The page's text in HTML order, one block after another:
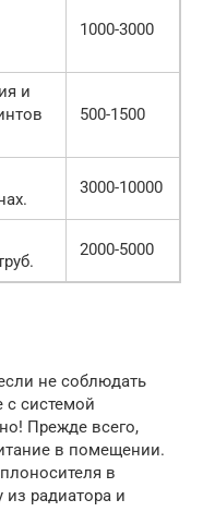
1000-3000
и
500-1500
3000-10000
2000-5000
не соблюдать
с системой
Прежде всего,
в помещении.
в
из радиатора и